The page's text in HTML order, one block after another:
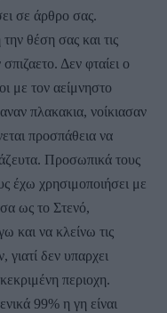
σε άρθρο σας.
θέση σας και τις
Δεν φταίει ο
με τον αείμνηστο
πλακακια, νοίκιασαν
προσπάθεια να
Προσωπικά τους
έχω χρησιμοποιήσει με
ως το Στενό,
και να κλείνω τις
δεν υπαρχει
περιοχη.
99% η γη είναι